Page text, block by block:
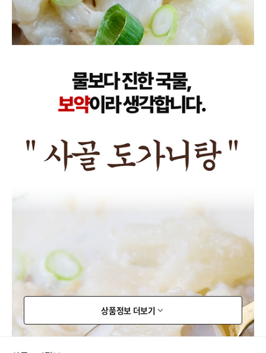
상품정보 더보기